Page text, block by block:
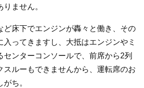
ません。
ど床下でエンジンが轟々と働き、その
入ってきますし、大抵はエンジンやミ
センターコンソールで、前席から2列
スルーもできませんから、運転席のお
ち。